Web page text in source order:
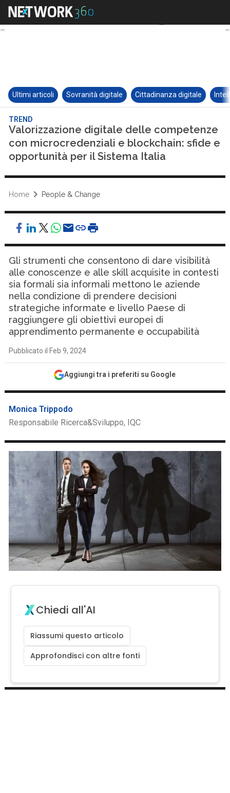
Ultimi articoli Sovranità digitale Cittadinanza digitale
TREND
Valorizzazione digitale delle competenze
con microcredenziali e blockchain: sfide e
opportunità per il Sistema Italia
Home People & Change
Gli strumenti che consentono di dare visibilità
alle conoscenze e alle skill acquisite in contesti
sia formali sia informali mettono le aziende
nella condizione di prendere decisioni
strategiche informate e livello Paese di
raggiungere gli obiettivi europei di
apprendimento permanente e occupabilità
Pubblicato il Feb 9, 2024
Aggiungi tra i preferiti su Google
Monica Trippodo
Responsabile Ricerca&Sviluppo, IQC
Chiedi all'AI
Riassumi questo articolo
Approfondisci con altre fonti